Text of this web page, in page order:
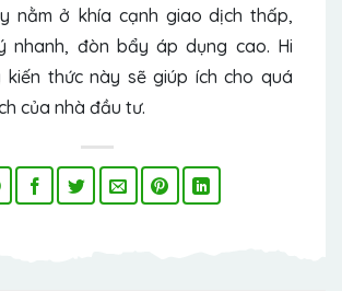
nằm ở khía cạnh giao dịch thấp,
nhanh, đòn bẩy áp dụng cao. Hi
kiến thức này sẽ giúp ích cho quá
của nhà đầu tư.